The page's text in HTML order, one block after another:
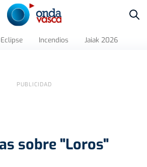
Eclipse Incendios Jaiak 2026
sobre "Loros"